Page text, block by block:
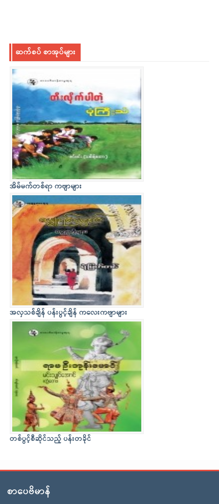
ဆက်စပ် စာအုပ်များ
အိမ်မက်တစ်ရာ ကဗျာများ
အလှသစ်ချိန် ပန်းပွင့်ချိန် ကလေးကဗျာများ
တစ်ပွင့်စီဆိုင်သည့် ပန်းတခိုင်
စာပေဗိမာန်